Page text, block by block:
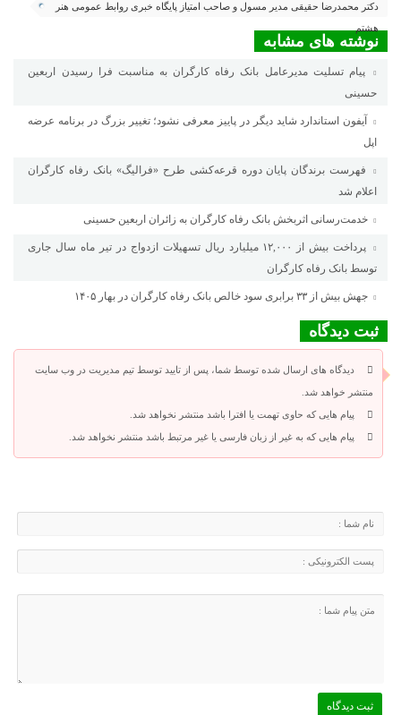
دکتر محمدرضا حقیقی مدیر مسول و صاحب امتیاز پایگاه خبری روابط عمومی هنر
هشتم
نوشته های مشابه
پیام تسلیت مدیرعامل بانک رفاه کارگران به مناسبت فرا رسیدن اربعین
حسینی
آیفون استاندارد شاید دیگر در پاییز معرفی نشود؛ تغییر بزرگ در برنامه عرضه
اپل
فهرست برندگان پایان دوره قرعه‌کشی طرح «فرالیگ» بانک رفاه کارگران
اعلام شد
خدمت‌رسانی اثربخش بانک رفاه کارگران به زائران اربعین حسینی
پرداخت بیش از ۱۲,۰۰۰ میلیارد ریال تسهیلات ازدواج در تیر ماه سال جاری
توسط بانک رفاه کارگران
جهش بیش از ۳۳ برابری سود خالص بانک رفاه کارگران در بهار ۱۴۰۵
ثبت دیدگاه
دیدگاه های ارسال شده توسط شما، پس از تایید توسط تیم مدیریت در وب سایت
منتشر خواهد شد.
پیام هایی که حاوی تهمت یا افترا باشد منتشر نخواهد شد.
پیام هایی که به غیر از زبان فارسی یا غیر مرتبط باشد منتشر نخواهد شد.